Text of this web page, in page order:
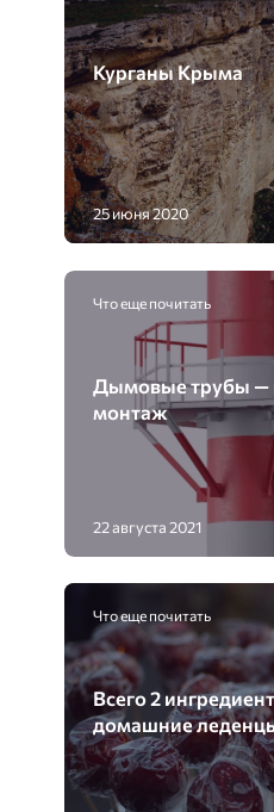
Курганы Крыма
25 июня 2020
Что еще почитать
Дымовые трубы —
монтаж
22 августа 2021
Что еще почитать
Всего 2
домашние